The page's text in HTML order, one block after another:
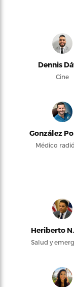
Dennis
Cine
González
Médico
Heriberto
Salud y